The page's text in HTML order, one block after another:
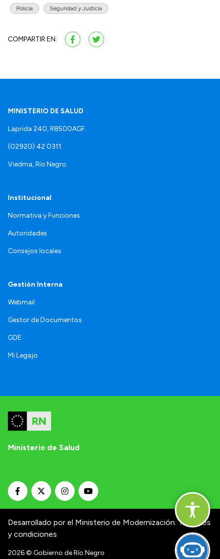
Policía Seguridad y Justicia
COMPARTIR EN:
MINISTERIO DE SALUD
Laprida 240, R8500AGF.
(02920) 42 0311.
Viedma, Río Negro.
Institucional
Normativa y Funciones
Autoridades
Consejos locales
Gestión Interna
Webmail
Gestor de Documentos
GDE
Mi Legajo
Ministerio de Salud
Desarrollado por el Ministerio de Modernización. Términos
y condiciones
2026© Gobierno de Río Negro